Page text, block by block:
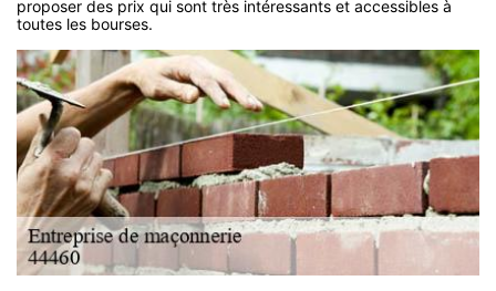
proposer des prix qui sont très intéressants et accessibles à
toutes les bourses.